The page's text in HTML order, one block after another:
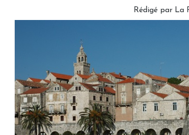
Rédigé par La